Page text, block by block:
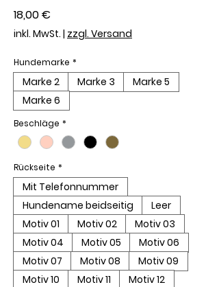
18,00 €
inkl. MwSt. | zzgl. Versand
Hundemarke *
Marke 2 Marke 3
Marke 5
Marke 6
Beschläge *
Rückseite *
Mit Telefonnummer
Hundename beidseitig
Leer
Motiv 01
Motiv 02
Motiv 03
Motiv 04
Motiv 05
Motiv 06
Motiv 07
Motiv 08
Motiv 09
Motiv 10
Motiv 11
Motiv 12